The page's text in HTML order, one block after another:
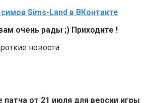
Sims-Land в ВКонтакте
очень рады ;) Приходите !
новости
патча от 21 июля для версии игры